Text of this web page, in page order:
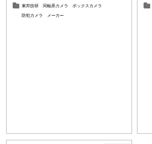
東邦技研 同軸系カメラ ボックスカメラ
防犯カメラ メーカー